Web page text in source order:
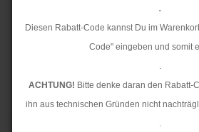
.
Diesen Rabatt-Code kannst Du im
Code" eingeben und somit
.
ACHTUNG! Bitte denke daran den Rabatt-
ihn aus technischen Gründen nicht
.